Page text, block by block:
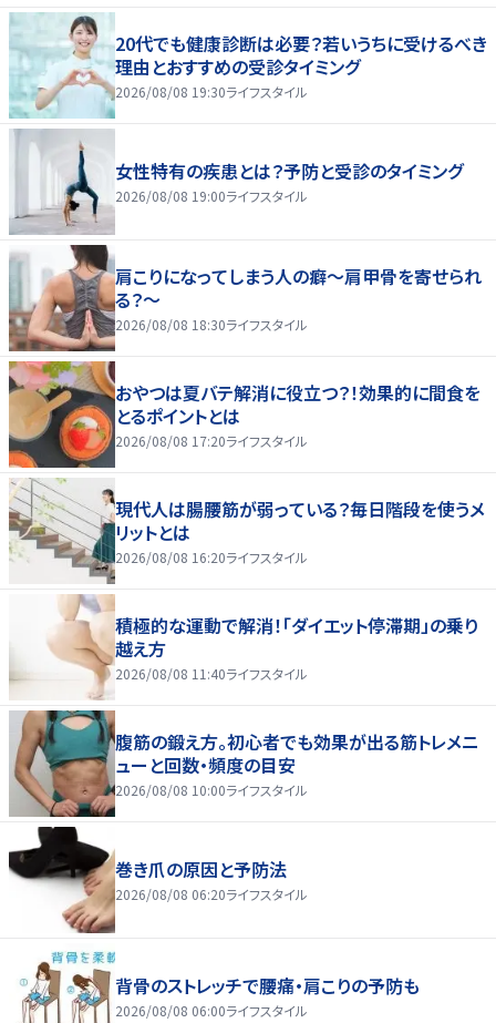
20代でも健康診断は必要？若いうちに受けるべき
理由とおすすめの受診タイミング
2026/08/08 19:30ライフスタイル
女性特有の疾患とは？予防と受診のタイミング
2026/08/08 19:00ライフスタイル
肩こりになってしまう人の癖～肩甲骨を寄せられ
る？～
2026/08/08 18:30ライフスタイル
おやつは夏バテ解消に役立つ？！効果的に間食を
とるポイントとは
2026/08/08 17:20ライフスタイル
現代人は腸腰筋が弱っている？毎日階段を使うメ
リットとは
2026/08/08 16:20ライフスタイル
積極的な運動で解消！「ダイエット停滞期」の乗り
越え方
2026/08/08 11:40ライフスタイル
腹筋の鍛え方。初心者でも効果が出る筋トレメニ
ューと回数・頻度の目安
2026/08/08 10:00ライフスタイル
巻き爪の原因と予防法
2026/08/08 06:20ライフスタイル
背骨のストレッチで腰痛・肩こりの予防も
2026/08/08 06:00ライフスタイル